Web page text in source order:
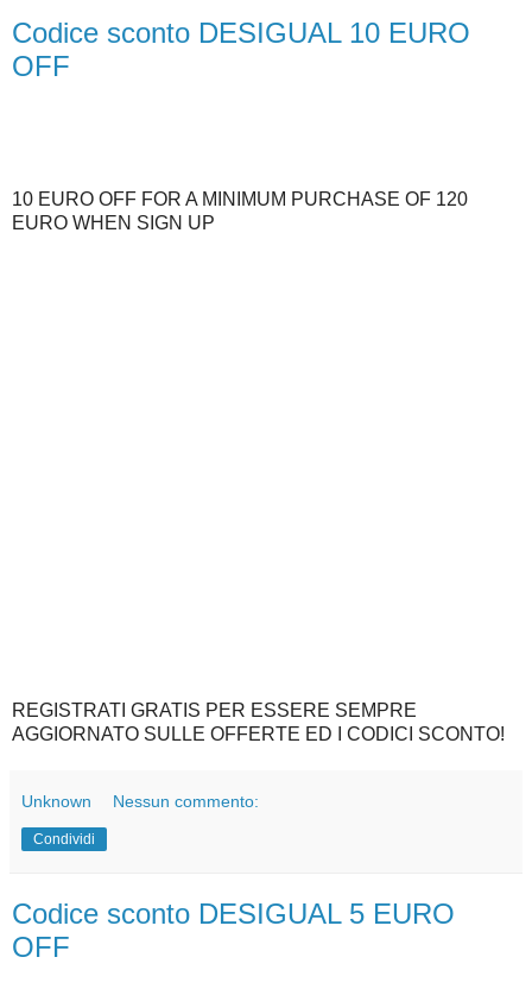
Codice sconto DESIGUAL 10 EURO
OFF
10 EURO OFF FOR A MINIMUM PURCHASE OF 120
EURO WHEN SIGN UP
REGISTRATI GRATIS PER ESSERE SEMPRE
AGGIORNATO SULLE OFFERTE ED I CODICI SCONTO!
Unknown Nessun commento:
Condividi
Codice sconto DESIGUAL 5 EURO
OFF